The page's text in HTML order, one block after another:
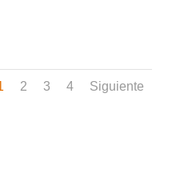
2 3 4 Siguiente